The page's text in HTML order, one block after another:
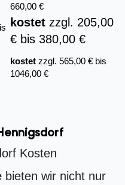
660,00 €
kostet zzgl. 205,00
€ bis 380,00 €
kostet zzgl. 565,00 € bis
1046,00 €
bieten wir nicht nur